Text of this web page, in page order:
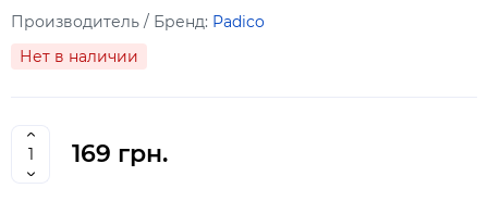
Производитель / Бренд: Padico
Нет в наличии
169 грн.